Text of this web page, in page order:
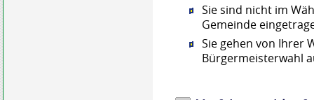
Sie sind nicht im
Gemeinde
Sie gehen von Ihrer
Bürgermeisterwahl